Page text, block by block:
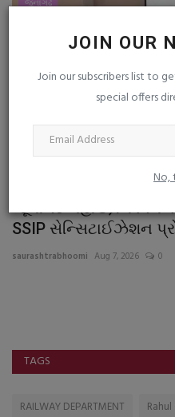
JOIN OUR
Join our subscribers list to
special offers
No,
જુનાગઢ
જૂનાગઢ બહાઉદ્દીન
SSIP સેન્સિટાઈઝેશન
saurashtrabhoomi Aug 7, 2026 0
TAGS
RAILWAY DEPARTMENT